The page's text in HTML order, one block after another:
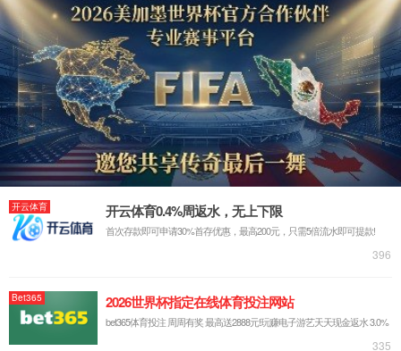
最有可能的原因是：
您输入的网址可能不正确
链接可能已过期
别担心，您可以尝试返回首页